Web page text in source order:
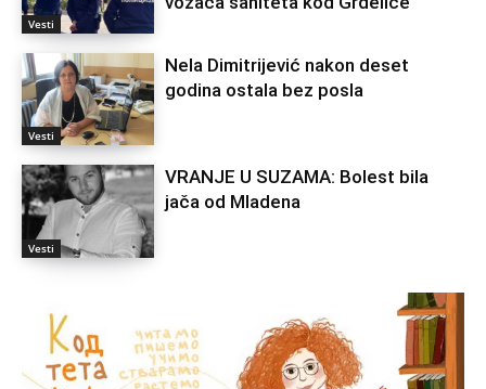
Vesti
Vesti
Nela Dimitrijević nakon deset
godina ostala bez posla
Vesti
VRANJE U SUZAMA: Bolest bila
jača od Mladena